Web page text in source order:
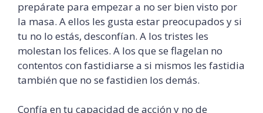
prepárate para empezar a no ser bien visto por
la masa. A ellos les gusta estar preocupados y si
tu no lo estás, desconfían. A los tristes les
molestan los felices. A los que se flagelan no
contentos con fastidiarse a si mismos les fastidia
también que no se fastidien los demás.
Confía en tu capacidad de acción y no de